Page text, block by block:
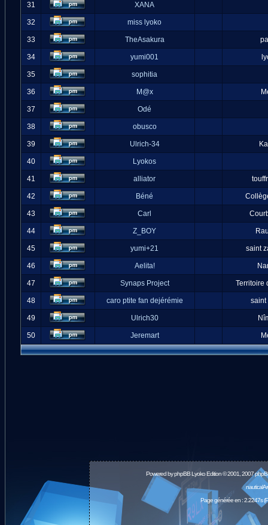
31 XANA
32 miss lyoko
33 TheAsakura
34 yumi001
35 sophitia
36 M@x
37 Odé
38 obusco
39 Ulrich-34
40 Lyokos
41 alliator
42 Béné
43 Carl
44 Z_BOY
45 yumi+21 saint
46 Aelita!
47 Synaps Project Territoire
48 caro ptite fan dejérémie saint
49 Ulrich30
50 Jeremart
Powered byphpBBLyoko Edition © 2001, 2007
Page générée en : 2.2247s